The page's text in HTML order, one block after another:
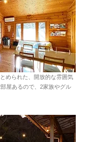
められた、開放的な雰囲気
屋あるので、2家族やグル